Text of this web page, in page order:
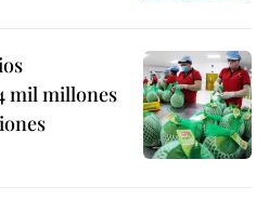
mil millones